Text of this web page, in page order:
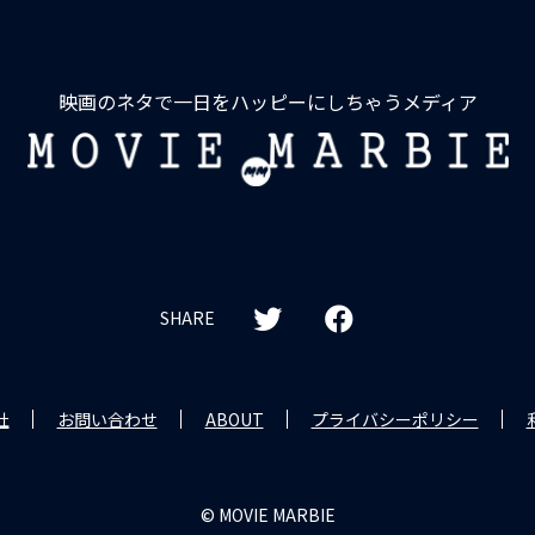
映画のネタで一日をハッピーにしちゃうメディア
MOVIE
MARBIE
SHARE
お問い合わせ ABOUT プライバシーポリシー
© MOVIE MARBIE